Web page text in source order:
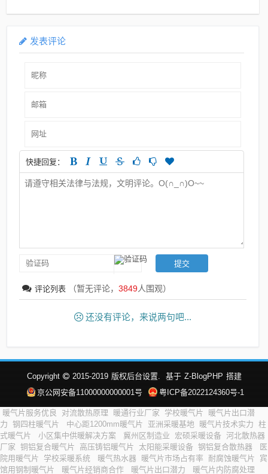
发表评论
快捷回复：
评论列表 （暂无评论，3849人围观）
还没有评论，来说两句吧...
Copyright 2015-2019 版权后台设置. 基于 Z-BlogPHP 搭建
京公网安备11000000000001号
粤ICP备2022124360号-1
暖气片服务优良 对流散热原理 暖通行业厂家 学校暖气片
暖气片出口潜
力 钢四柱暖气片 中心距1200mm暖气片 亚洲采暖基地 暖气片技术实力 柱
式暖气片
小区集中供暖解决方案 冀州区制造业 宏硕采暖设备 河北散热器
厂家 铜铝复合暖气片 高压铸铝暖气片 太阳能采暖设备 钢铝复合散热器
医
院用暖气片
学校采暖系统 暖气热水器 暖气片市场占有率 耐腐蚀暖气片
宾
馆用钢制暖气片
暖气片经销商合作 暖气片出口潜力 暖气片内防腐处理